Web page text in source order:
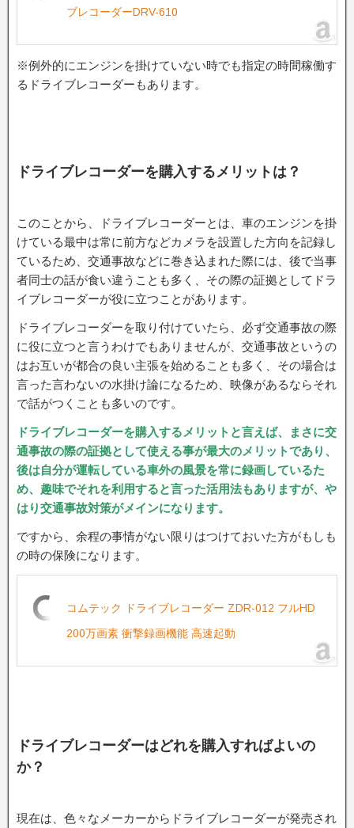
ブレコーダーDRV-610
※例外的にエンジンを掛けていない時でも指定の時間稼働す
るドライブレコーダーもあります。
ドライブレコーダーを購入するメリットは？
このことから、ドライブレコーダーとは、車のエンジンを掛
けている最中は常に前方などカメラを設置した方向を記録し
ているため、交通事故などに巻き込まれた際には、後で当事
者同士の話が食い違うことも多く、その際の証拠としてドラ
イブレコーダーが役に立つことがあります。
ドライブレコーダーを取り付けていたら、必ず交通事故の際
に役に立つと言うわけでもありませんが、交通事故というの
はお互いが都合の良い主張を始めることも多く、その場合は
言った言わないの水掛け論になるため、映像があるならそれ
で話がつくことも多いのです。
ドライブレコーダーを購入するメリットと言えば、まさに交
通事故の際の証拠として使える事が最大のメリットであり、
後は自分が運転している車外の風景を常に録画しているた
め、趣味でそれを利用すると言った活用法もありますが、や
はり交通事故対策がメインになります。
ですから、余程の事情がない限りはつけておいた方がもしも
の時の保険になります。
コムテック ドライブレコーダー ZDR-012 フルHD
200万画素 衝撃録画機能 高速起動
ドライブレコーダーはどれを購入すればよいの
か？
現在は、色々なメーカーからドライブレコーダーが発売され